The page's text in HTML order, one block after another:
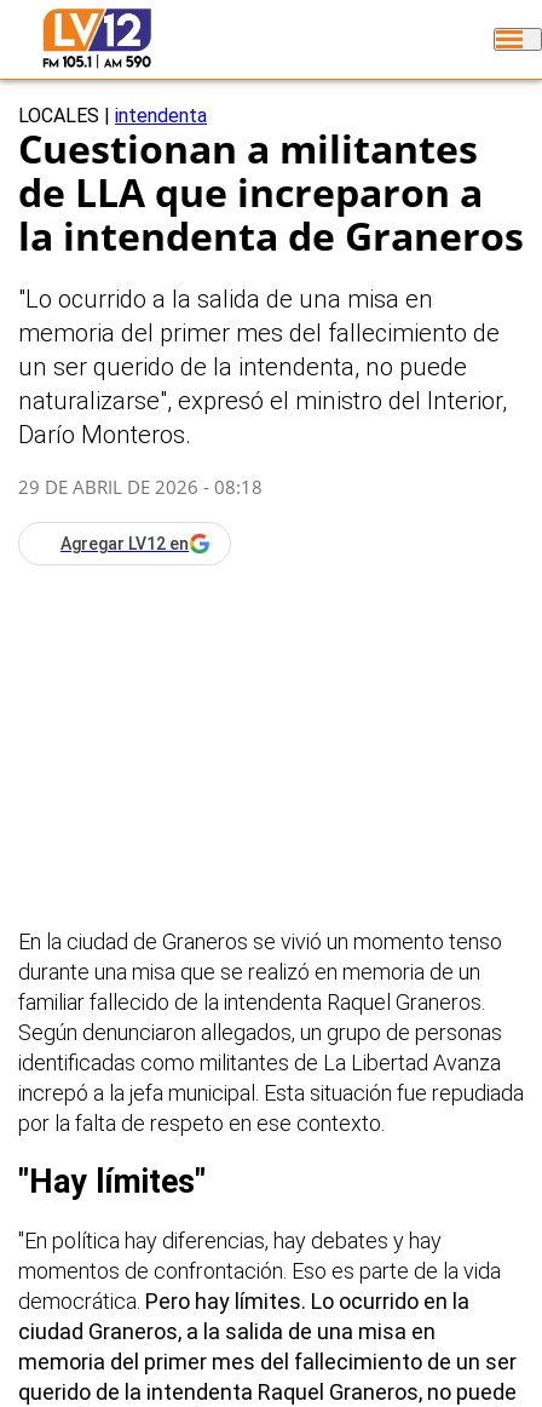
LOCALES intendenta
Cuestionan a militantes
de LLA que increparon a
la intendenta de Graneros
"Lo ocurrido a la salida de una misa en
memoria del primer mes del fallecimiento de
un ser querido de la intendenta, no puede
naturalizarse", expresó el ministro del Interior,
Darío Monteros.
29 DE ABRIL DE 2026 - 08:18
Agregar LV12 en
En la ciudad de Graneros se vivió un momento tenso
durante una misa que se realizó en memoria de un
familiar fallecido de la intendenta Raquel Graneros.
Según denunciaron allegados, un grupo de personas
identificadas como militantes de La Libertad Avanza
increpó a la jefa municipal. Esta situación fue repudiada
por la falta de respeto en ese contexto.
"Hay límites"
"En política hay diferencias, hay debates y hay
momentos de confrontación. Eso es parte de la vida
democrática. Pero hay límites. Lo ocurrido en la
ciudad Graneros, a la salida de una misa en
memoria del primer mes del fallecimiento de un ser
querido de la intendenta Raquel Graneros, no puede